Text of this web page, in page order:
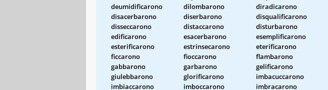
deumidificarono
dilombarono diradicarono
disacerbarono
diserbarono disqualificarono
disseccarono
distaccarono disturbarono
edificarono
esacerbarono esemplificarono
esterificarono
estrinsecarono eterificarono
ficcarono
fioccarono flambarono
gabbarono
garbarono gelificarono
giulebbarono
glorificarono imbacuccarono
imbiaccarono
imboccarono imbracarono